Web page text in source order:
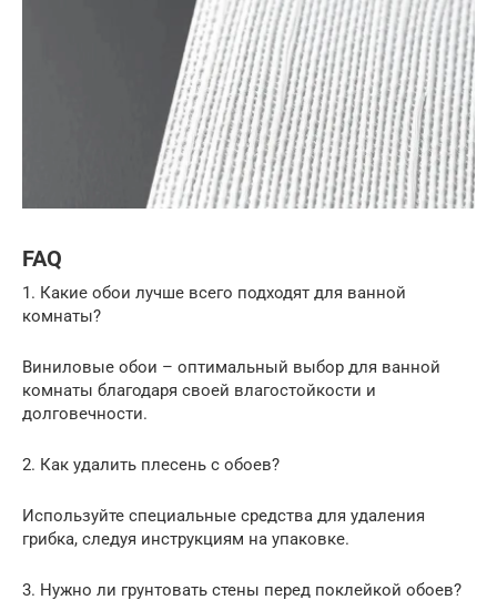
FAQ
1. Какие обои лучше всего подходят для ванной
комнаты?
Виниловые обои – оптимальный выбор для ванной
комнаты благодаря своей влагостойкости и
долговечности.
2. Как удалить плесень с обоев?
Используйте специальные средства для удаления
грибка, следуя инструкциям на упаковке.
3. Нужно ли грунтовать стены перед поклейкой обоев?